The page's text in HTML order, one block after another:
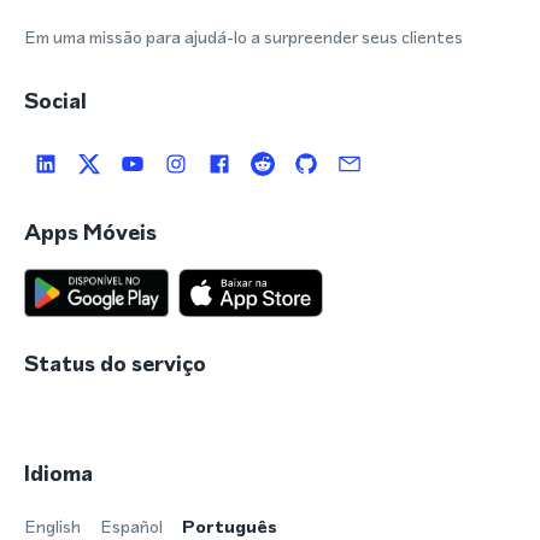
Em uma missão para ajudá-lo a surpreender seus clientes
Social
Apps Móveis
Status do serviço
Idioma
English Español Português